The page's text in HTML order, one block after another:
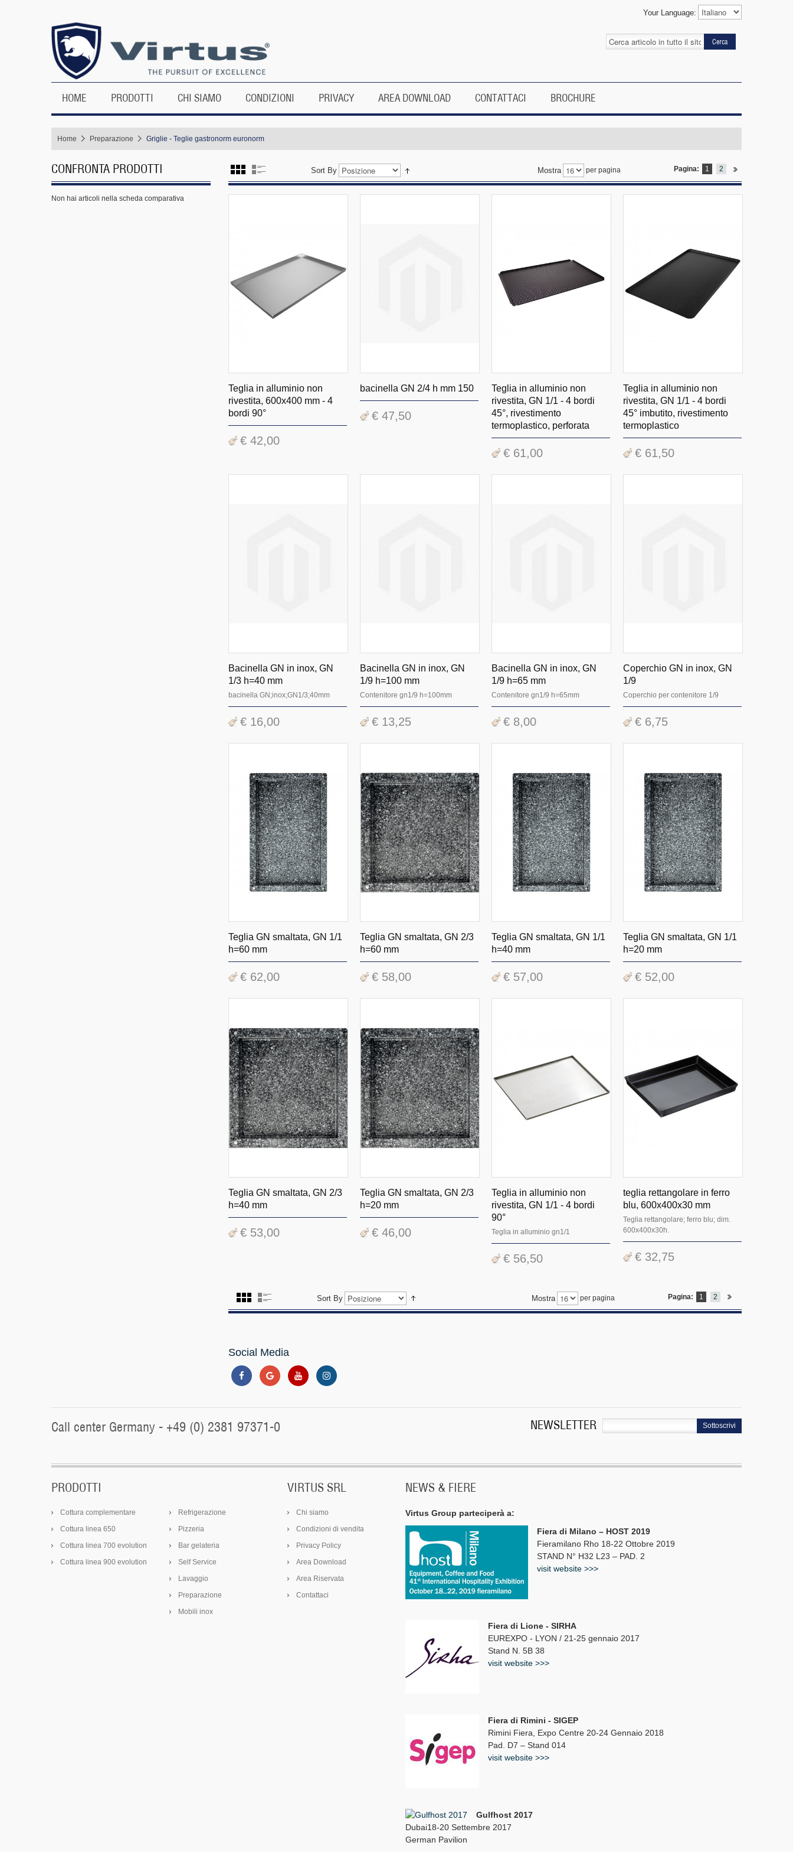
Your Language:
Cerca
HOME PRODOTTI CHI SIAMO CONDIZIONI PRIVACY AREA DOWNLOAD CONTATTACI BROCHURE
Home Preparazione Griglie - Teglie gastronorm euronorm
CONFRONTA PRODOTTI
Non hai articoli nella scheda comparativa
Sort By Pagina: 1 2
Mostra per pagina
Teglia in alluminio non
rivestita, 600x400 mm - 4
bordi 90°
€ 42,00
bacinella GN 2/4 h mm 150
€ 47,50
Teglia in alluminio non
rivestita, GN 1/1 - 4 bordi
45°, rivestimento
termoplastico, perforata
€ 61,00
Teglia in alluminio non
rivestita, GN 1/1 - 4 bordi
45° imbutito, rivestimento
termoplastico
€ 61,50
Bacinella GN in inox, GN
1/3 h=40 mm
bacinella GN;inox;GN1/3;40mm
€ 16,00
Bacinella GN in inox, GN
1/9 h=100 mm
Contenitore gn1/9 h=100mm
€ 13,25
Bacinella GN in inox, GN
1/9 h=65 mm
Contenitore gn1/9 h=65mm
€ 8,00
Coperchio GN in inox, GN
1/9
Coperchio per contenitore 1/9
€ 6,75
Teglia GN smaltata, GN 1/1
h=60 mm
€ 62,00
Teglia GN smaltata, GN 2/3
h=60 mm
€ 58,00
Teglia GN smaltata, GN 1/1
h=40 mm
€ 57,00
Teglia GN smaltata, GN 1/1
h=20 mm
€ 52,00
Teglia GN smaltata, GN 2/3
h=40 mm
€ 53,00
Teglia GN smaltata, GN 2/3
h=20 mm
€ 46,00
Teglia in alluminio non
rivestita, GN 1/1 - 4 bordi
90°
Teglia in alluminio gn1/1
€ 56,50
teglia rettangolare in ferro
blu, 600x400x30 mm
Teglia rettangolare; ferro blu; dim.
600x400x30h.
€ 32,75
Sort By Pagina: 1 2
Mostra per pagina
Social Media
Call center Germany - +49 (0) 2381 97371-0 NEWSLETTER Sottoscrivi
PRODOTTI
Cottura complementare
Cottura linea 650
Cottura linea 700 evolution
Cottura linea 900 evolution
Refrigerazione
Pizzeria
Bar gelateria
Self Service
Lavaggio
Preparazione
Mobili inox
VIRTUS SRL
Chi siamo
Condizioni di vendita
Privacy Policy
Area Download
Area Riservata
Contattaci
NEWS & FIERE
Virtus Group parteciperà a:
Fiera di Milano – HOST 2019
Fieramilano Rho 18-22 Ottobre 2019
STAND N° H32 L23 – PAD. 2
visit website >>>
Fiera di Lione - SIRHA
EUREXPO - LYON / 21-25 gennaio 2017
Stand N. 5B 38
visit website >>>
Fiera di Rimini - SIGEP
Rimini Fiera, Expo Centre 20-24 Gennaio 2018
Pad. D7 – Stand 014
visit website >>>
Gulfhost 2017
Dubai18-20 Settembre 2017
German Pavilion